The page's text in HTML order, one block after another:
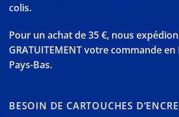
colis.
Pour un achat de 35 €, nous
GRATUITEMENT votre commande
Pays-Bas.
BESOIN DE CARTOUCHES